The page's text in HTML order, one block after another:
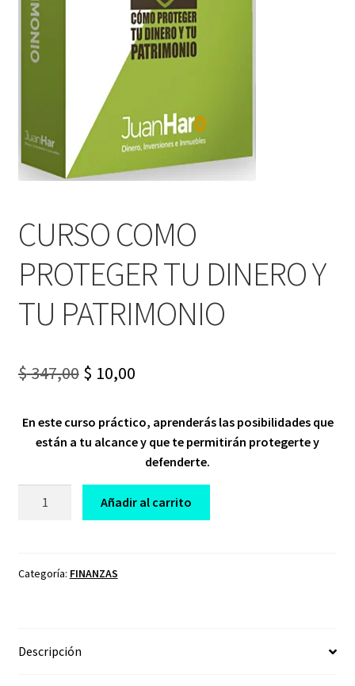
CURSO COMO
PROTEGER TU DINERO Y
TU PATRIMONIO
$347,00 Original
was:
$ 347,00.
$ 10,00Current
is:
$ 10,00.
En este curso práctico, aprenderás las posibilidades que
están a tu alcance y que te permitirán protegerte y
defenderte.
DINERO
cantidad
Añadir al carrito
Categoría: FINANZAS
Descripción